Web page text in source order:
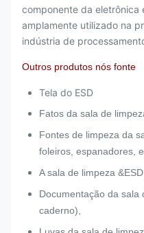
componente da eletrônica
amplamente utilizado na
indústria de
Outros produtos nós fonte
Tela do ESD
Fatos da sala de
Fontes de limpeza da
foleiros, espanadores,
A sala de limpeza
Documentação da sala
caderno),